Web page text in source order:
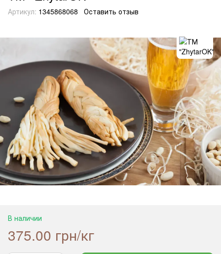
Артикул: 1345868068 Оставить отзыв
В наличии
375.00 грн/кг